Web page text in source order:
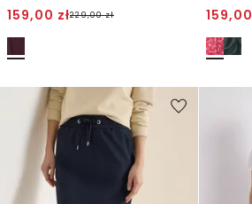
159,00 zł229,00zł 159,00